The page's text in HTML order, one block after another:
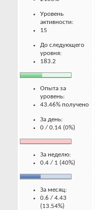
Уровень
активности:
15
До следующего
уровня:
183.2
Опыта за
уровень:
43.46% получено
За день:
0 / 0.14 (0%)
За неделю:
0.4 / 1 (40%)
За месяц:
0.6 / 4.43
(13.54%)